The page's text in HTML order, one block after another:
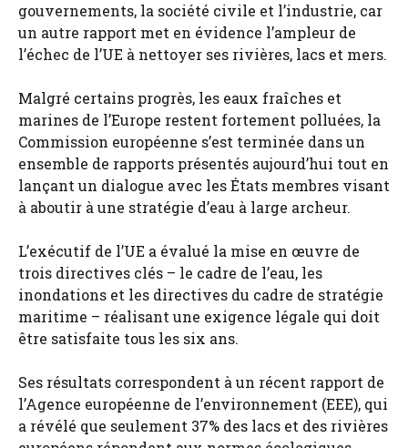
gouvernements, la société civile et l’industrie, car
un autre rapport met en évidence l’ampleur de
l’échec de l’UE à nettoyer ses rivières, lacs et mers.
Malgré certains progrès, les eaux fraîches et
marines de l’Europe restent fortement polluées, la
Commission européenne s’est terminée dans un
ensemble de rapports présentés aujourd’hui tout en
lançant un dialogue avec les États membres visant
à aboutir à une stratégie d’eau à large archeur.
L’exécutif de l’UE a évalué la mise en œuvre de
trois directives clés – le cadre de l’eau, les
inondations et les directives du cadre de stratégie
maritime – réalisant une exigence légale qui doit
être satisfaite tous les six ans.
Ses résultats correspondent à un récent rapport de
l’Agence européenne de l’environnement (EEE), qui
a révélé que seulement 37% des lacs et des rivières